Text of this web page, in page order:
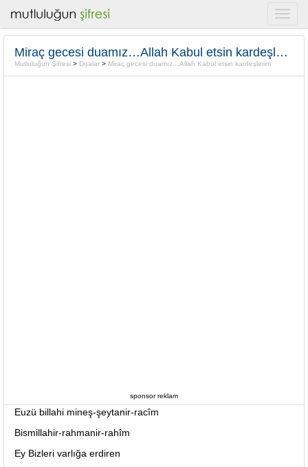
Miraç gecesi duamız…Allah Kabul etsin kardeşlerim
Mutluluğun Şifresi > Dualar > Miraç gecesi duamız…Allah Kabul etsin kardeşlerim
sponsor reklam
Euzü billahi mineş-şeytanir-racîm
Bismillahir-rahmanir-rahîm
Ey Bizleri varlığa erdiren